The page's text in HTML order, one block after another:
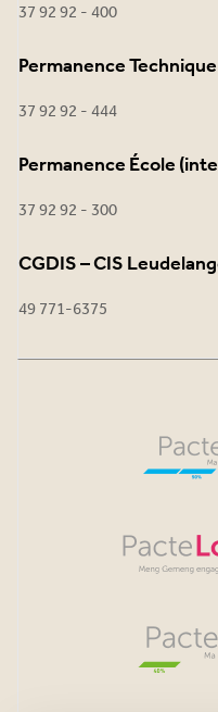
37 92 92 - 400
Permanence Technique
37 92 92 - 444
Permanence École
37 92 92 - 300
CGDIS – CIS
49 771-6375